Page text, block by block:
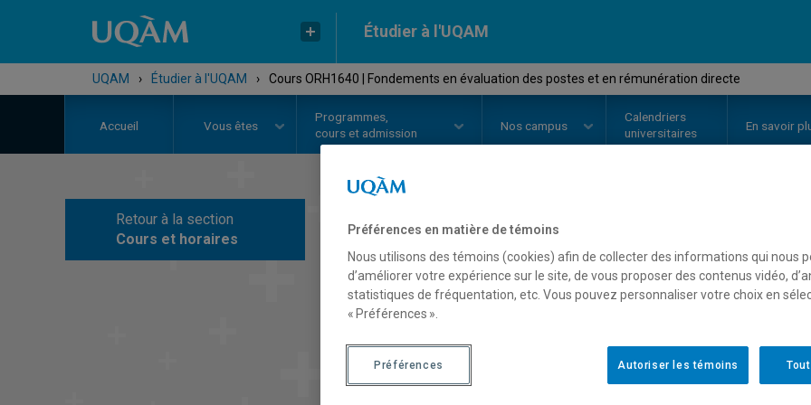
Étudier à l'UQAM
UQAM › Étudier à l'UQAM › Cours ORH1640 | Fondements en évaluation des postes et en rémunération directe
Accueil Vous êtes
Programmes,
cours et admission
Nos campus
Calendriers
universitaires
En savoir
Retour à la section
Cours et horaires
COURS// ORH1640
postes et en
Description Horaire - Été 2026
Préférences en matière de témoins
Nous utilisons des témoins (cookies) afin de collecter des informations qui nous
d’améliorer votre expérience sur le site, de vous proposer des contenus vidéo,
statistiques de fréquentation, etc. Vous pouvez personnaliser votre choix en
« Préférences ».
Autoriser les témoins
Préférences